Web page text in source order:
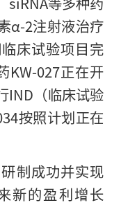
α-2注射液治疗
床试验项目完
KW-027正在开
IND（临床试验
按照计划正在
制成功并实现
新的盈利增长